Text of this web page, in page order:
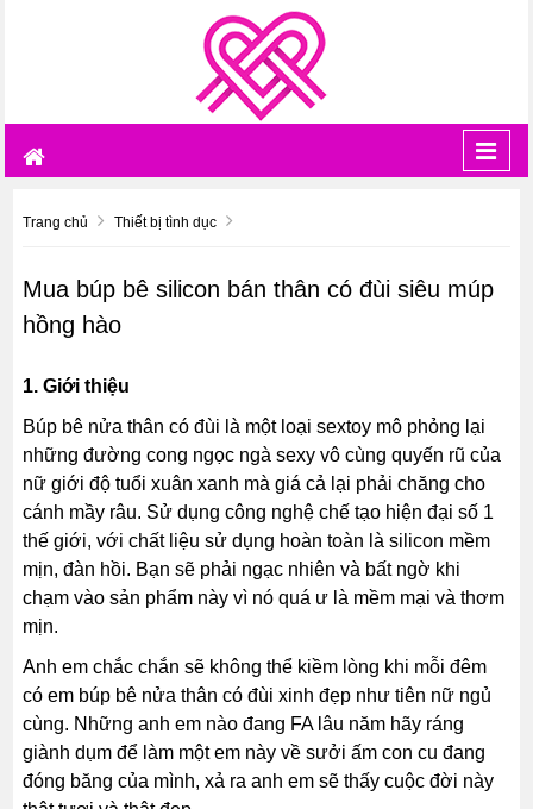
Trang chủ Thiết bị tình dục
Mua búp bê silicon bán thân có đùi siêu múp
hồng hào
1. Giới thiệu
Búp bê nửa thân có đùi là một loại sextoy mô phỏng lại
những đường cong ngọc ngà sexy vô cùng quyến rũ của
nữ giới độ tuổi xuân xanh mà giá cả lại phải chăng cho
cánh mầy râu. Sử dụng công nghệ chế tạo hiện đại số 1
thế giới, với chất liệu sử dụng hoàn toàn là silicon mềm
mịn, đàn hồi. Bạn sẽ phải ngạc nhiên và bất ngờ khi
chạm vào sản phẩm này vì nó quá ư là mềm mại và thơm
mịn.
Anh em chắc chắn sẽ không thể kiềm lòng khi mỗi đêm
có em búp bê nửa thân có đùi xinh đẹp như tiên nữ ngủ
cùng. Những anh em nào đang FA lâu năm hãy ráng
giành dụm để làm một em này về sưởi ấm con cu đang
đóng băng của mình, xả ra anh em sẽ thấy cuộc đời này